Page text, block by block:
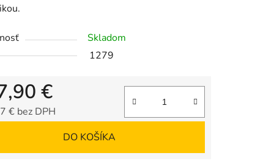
Skladom
1279
€
€ bez DPH
DO KOŠÍKA